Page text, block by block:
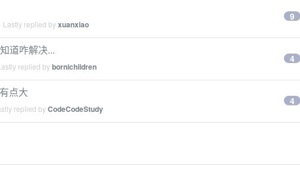
Lastly replied byxuanxiao
9
道咋解决...
replied bybornichildren
4
点大
replied byCodeCodeStudy
4